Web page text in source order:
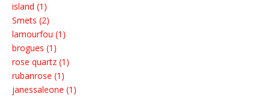
island (1)
Smets (2)
lamourfou (1)
brogues (1)
rose quartz (1)
rubanrose (1)
janessaleone (1)